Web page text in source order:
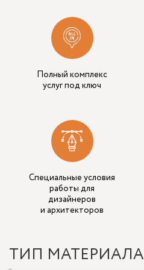
Полный комплекс
услуг под ключ
Специальные условия
работы для
дизайнеров
и архитекторов
ТИП МАТЕРИАЛА